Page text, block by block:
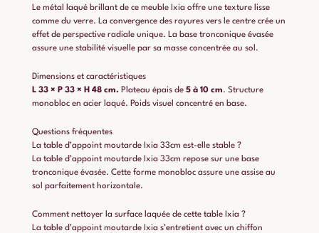
Le métal laqué brillant de ce meuble Ixia offre une texture lisse
comme du verre. La convergence des rayures vers le centre crée un
effet de perspective radiale unique. La base tronconique évasée
assure une stabilité visuelle par sa masse concentrée au sol.
Dimensions et caractéristiques
L 33 × P 33 × H 48 cm. Plateau épais de 5 à 10 cm. Structure
monobloc en acier laqué. Poids visuel concentré en base.
Questions fréquentes
La table d’appoint moutarde Ixia 33cm est-elle stable ?
La table d’appoint moutarde Ixia 33cm repose sur une base
tronconique évasée. Cette forme monobloc assure une assise au
sol parfaitement horizontale.
Comment nettoyer la surface laquée de cette table Ixia ?
La table d’appoint moutarde Ixia s’entretient avec un chiffon